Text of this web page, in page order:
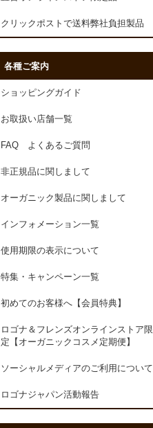
クリックポストで送料弊社負担製品
各種ご案内
ショッピングガイド
お取扱い店舗一覧
FAQ よくあるご質問
非正規品に関しまして
オーガニック製品に関しまして
インフォメーション一覧
使用期限の表示について
特集・キャンペーン一覧
初めてのお客様へ【会員特典】
ロゴナ＆フレンズオンラインストア限
定【オーガニックコスメ定期便】
ソーシャルメディアのご利用について
ロゴナジャパン活動報告